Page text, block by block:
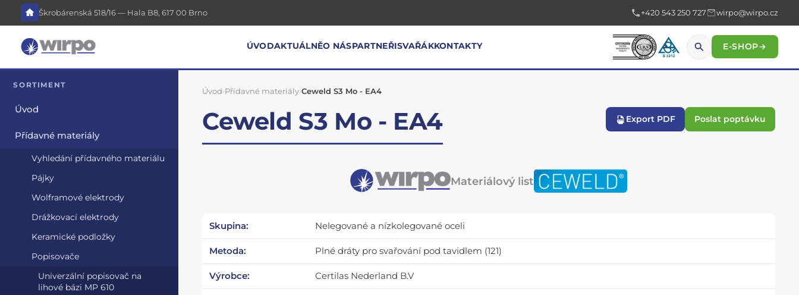
Škrobárenská 518/16 — Hala B8, 617 00 Brno +420 543 250 727 wirpo@wirpo.cz
ÚVODAKTUÁLNĚO NÁSPARTNEŘISVAŘÁKKONTAKTY E-SHOP→
SORTIMENT
Úvod
Přídavné materiály
Vyhledání přídavného materiálu
Pájky
Wolframové elektrody
Drážkovací elektrody
Keramické podložky
Popisovače
Univerzální popisovač na
lihové bázi MP 610
Úvod›Přídavné materiály›Ceweld S3 Mo - EA4
Ceweld S3 Mo - EA4 Export PDF Poslat poptávku
Materiálový list
Skupina: Nelegované a nízkolegované oceli
Metoda: Plné dráty pro svařování pod tavidlem (121)
Výrobce: Certilas Nederland B.V